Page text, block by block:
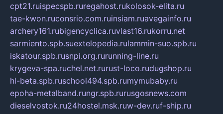
cpt21.ruispecspb.ruregahost.rukolosok-elita.ru
tae-kwon.ruconsrio.com.ruinsiam.ruavegainfo.ru
archery161.rubigencyclica.ruvlast16.rukorru.net
sarmiento.spb.suextelopedia.rulammin-suo.spb.ru
iskatour.spb.rusnpi.org.rurunning-line.ru
krygeva-spa.ruchel.net.rurust-loco.rudugshop.ru
hl-beta.spb.ruschool494.spb.rumymubaby.ru
epoha-metalband.rungr.spb.rurusgosnews.com
dieselvostok.ru24hostel.msk.ruw-dev.ruf-ship.ru